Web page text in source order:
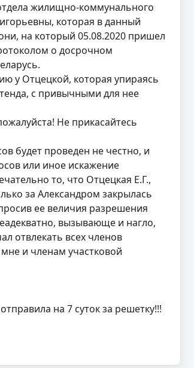
жилищно-коммунального
которая в данный
на который 05.08.2020 пришел
о досрочном
у Отцецкой, которая упираясь
с привычными для нее
Не прикасайтесь
будет проведен не честно, и
или иное искажение
то, что Отцецкая Е.Г.,
за Александром закрылась
ее величия разрешения
вызывающе и нагло,
отвлекать всех членов
и членам участковой
на 7 суток за решетку!!!